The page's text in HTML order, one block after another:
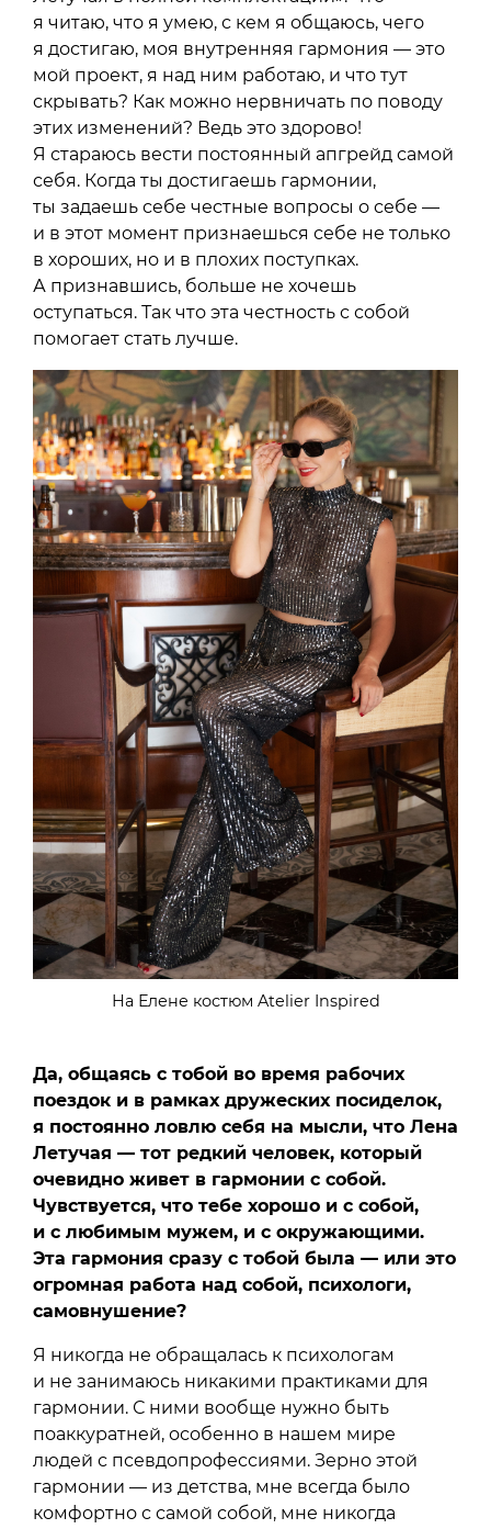
я читаю, что я умею, с кем я общаюсь, чего
я достигаю, моя внутренняя гармония — это
мой проект, я над ним работаю, и что тут
скрывать? Как можно нервничать по поводу
этих изменений? Ведь это здорово!
Я стараюсь вести постоянный апгрейд самой
себя. Когда ты достигаешь гармонии,
ты задаешь себе честные вопросы о себе —
и в этот момент признаешься себе не только
в хороших, но и в плохих поступках.
А признавшись, больше не хочешь
оступаться. Так что эта честность с собой
помогает стать лучше.
На Елене костюм Atelier Inspired
Да, общаясь с тобой во время рабочих
поездок и в рамках дружеских посиделок,
я постоянно ловлю себя на мысли, что Лена
Летучая — тот редкий человек, который
очевидно живет в гармонии с собой.
Чувствуется, что тебе хорошо и с собой,
и с любимым мужем, и с окружающими.
Эта гармония сразу с тобой была — или это
огромная работа над собой, психологи,
самовнушение?
Я никогда не обращалась к психологам
и не занимаюсь никакими практиками для
гармонии. С ними вообще нужно быть
поаккуратней, особенно в нашем мире
людей с псевдопрофессиями. Зерно этой
гармонии — из детства, мне всегда было
комфортно с самой собой, мне никогда